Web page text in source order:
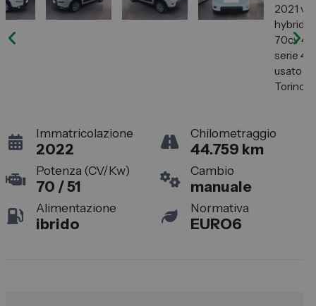
Lexus
DR
Fiat Professional
Toyota
Servizi
Immatricolazione
2022
Chilometraggio
44.759 km
Potenza (CV/Kw)
70 / 51
Cambio
manuale
Alimentazione
ibrido
Normativa
EURO6